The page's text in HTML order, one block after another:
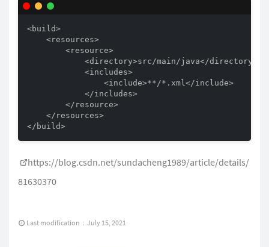
<build>
    <resources>
        <resource>
<directory>src/main/
            <includes>
<include>**/*.xml</
            </includes>
        </resource>
    </resources>
</build>
https://blog.csdn.net/sundacheng1989/article/details/
81630370
Last modification：July 15, 2021